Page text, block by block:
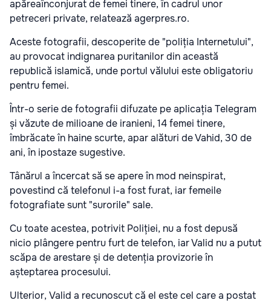
apăreaînconjurat de femei tinere, în cadrul unor
petreceri private, relatează agerpres.ro.
Aceste fotografii, descoperite de "poliția Internetului",
au provocat indignarea puritanilor din această
republică islamică, unde portul vălului este obligatoriu
pentru femei.
Într-o serie de fotografii difuzate pe aplicația Telegram
și văzute de milioane de iranieni, 14 femei tinere,
îmbrăcate în haine scurte, apar alături de Vahid, 30 de
ani, în ipostaze sugestive.
Tânărul a încercat să se apere în mod neinspirat,
povestind că telefonul i-a fost furat, iar femeile
fotografiate sunt "surorile" sale.
Cu toate acestea, potrivit Poliției, nu a fost depusă
nicio plângere pentru furt de telefon, iar Valid nu a putut
scăpa de arestare și de detenția provizorie în
așteptarea procesului.
Ulterior, Valid a recunoscut că el este cel care a postat